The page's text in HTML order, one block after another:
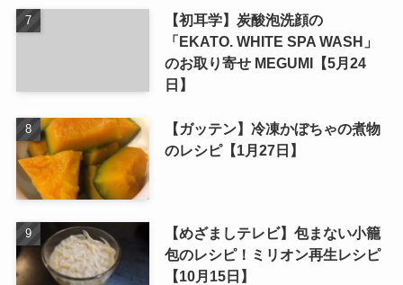
【初耳学】炭酸泡洗顔の
「EKATO. WHITE SPA WASH」
のお取り寄せ MEGUMI【5月24
日】
【ガッテン】冷凍かぼちゃの煮物
のレシピ【1月27日】
【めざましテレビ】包まない小籠
包のレシピ！ミリオン再生レシピ
【10月15日】